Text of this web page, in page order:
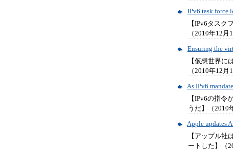
IPv6 task force
【IPv6タスク
（2010年12月
Ensuring the
【仮想世界に
（2010年12月
As IPv6
【IPv6の指令
うだ】（2010
Apple updates
【アップル社
ートした】（